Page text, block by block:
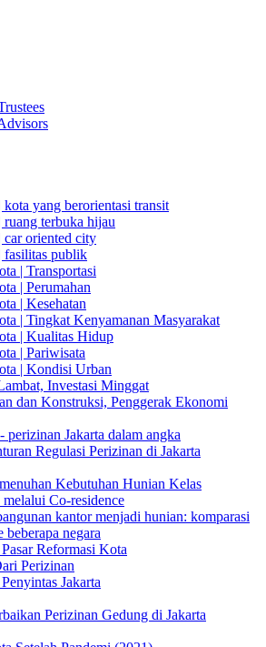
kota yang berorientasi transit
ruang terbuka hijau
car oriented city
fasilitas publik
| Transportasi
| Perumahan
| Kesehatan
| Tingkat Kenyamanan Masyarakat
| Kualitas Hidup
| Pariwisata
| Kondisi Urban
Investasi Minggat
dan Konstruksi, Penggerak Ekonomi
perizinan Jakarta dalam angka
Regulasi Perizinan di Jakarta
Kebutuhan Hunian Kelas
Co-residence
kantor menjadi hunian: komparasi
beberapa negara
Reformasi Kota
Perizinan
Jakarta
Perizinan Gedung di Jakarta